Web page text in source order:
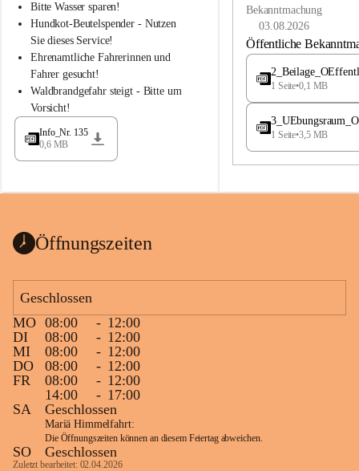
h
a
d
l
a
Bitte Wasser sparen!
Hundkot-Beutelspender - Nutzen
Sie dieses Service!
Ehrenamtliche Fahrerinnen und
Fahrer gesucht!
Waldbrandgefahr steigt - Bitte um
Vorsicht!
Info_Nr. 135
0,6 MB
e
a
Bekanntmachung
03.08.2026
Öffentliche
1 Seite•0,1 MB
1 Seite•3,5 MB
Öffnungszeiten
Geschlossen
MO 08:00 - 12:00
DI
08:00 - 12:00
MI
08:00 - 12:00
DO
08:00 - 12:00
FR
08:00 - 12:00
14:00
- 17:00
SA
Geschlossen
Mariä Himmelfahrt:
Die Öffnungszeiten können an diesem Feiertag abweichen.
SO Geschlossen
Zuletzt bearbeitet: 02.04.2026